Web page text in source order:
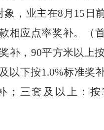
象，业主在8月15日
相应点率奖补。（
补 ， 90平方米以上
以下按1.0%标准奖
；三套及以上：按